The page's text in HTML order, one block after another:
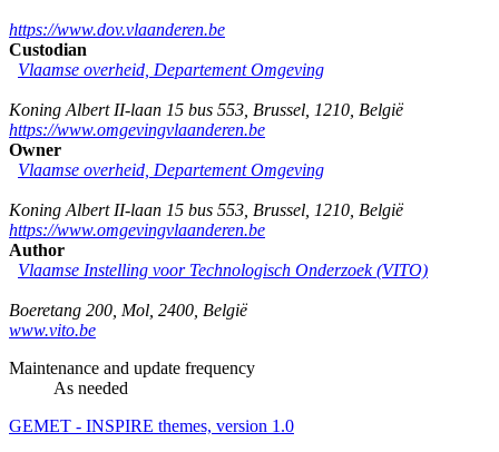
https://www.dov.vlaanderen.be
Custodian
Vlaamse overheid, Departement Omgeving
Koning Albert II-laan 15 bus 553 Brussel 1210 België
https://www.omgevingvlaanderen.be
Owner
Vlaamse overheid, Departement Omgeving
Koning Albert II-laan 15 bus 553 Brussel 1210 België
https://www.omgevingvlaanderen.be
Author
Vlaamse Instelling voor Technologisch Onderzoek (VITO)
Boeretang 200 Mol 2400 België
www.vito.be
Maintenance and update frequency
As needed
GEMET - INSPIRE themes, version 1.0